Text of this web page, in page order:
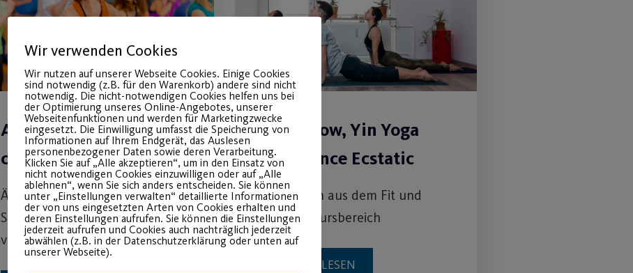
AROHA sonntags ab
06.11.2022
Änderung der AROHA
Sportstunde jetzt am Sonntag
von 11.15 - 12.15 Uhr
Yoga Flow, Yin Yoga
und Dance Ecstatic
Neuheiten aus dem Fit und
Gesund Kursbereich
WEITERLESEN
Wir verwenden Cookies
Wir nutzen auf unserer Webseite Cookies. Einige Cookies
sind notwendig (z.B. für den Warenkorb) andere sind nicht
notwendig. Die nicht-notwendigen Cookies helfen uns bei
der Optimierung unseres Online-Angebotes, unserer
Webseitenfunktionen und werden für Marketingzwecke
eingesetzt. Die Einwilligung umfasst die Speicherung von
Informationen auf Ihrem Endgerät, das Auslesen
personenbezogener Daten sowie deren Verarbeitung.
Klicken Sie auf „Alle akzeptieren“, um in den Einsatz von
nicht notwendigen Cookies einzuwilligen oder auf „Alle
ablehnen“, wenn Sie sich anders entscheiden. Sie können
unter „Einstellungen verwalten“ detaillierte Informationen
der von uns eingesetzten Arten von Cookies erhalten und
deren Einstellungen aufrufen. Sie können die Einstellungen
jederzeit aufrufen und Cookies auch nachträglich jederzeit
abwählen (z.B. in der Datenschutzerklärung oder unten auf
unserer Webseite).